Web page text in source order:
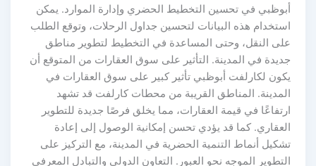
أبوظبي في تحسين التخطيط الحضري وإدارة الموارد. يمكن
استخدام هذه البيانات لتحسين جداول الرحلات، وتوقع الطلب
على النقل، وحتى المساعدة في التخطيط لتطوير مناطق
جديدة في المدينة. التأثير على سوق العقارات من المتوقع أن
يكون لكارلفت أبوظبي تأثير كبير على سوق العقارات في
المدينة. المناطق القريبة من محطات كارلفت قد تشهد
ارتفاعًا في قيمة العقارات، مما يخلق فرصًا جديدة للتطوير
العقاري. كما قد يؤدي تحسن إمكانية الوصول إلى إعادة
تشكيل أنماط التنمية الحضرية في المدينة، مع التركيز على
التطوير الموجه نحو العبور. التعاون الدولي والتبادل المعرفي